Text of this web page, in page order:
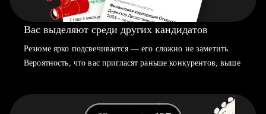
Вас выделяют среди других кандидатов
Резюме ярко подсвечивается — его сложно не заметить.
Вероятность, что вас пригласят раньше конкурентов, выше